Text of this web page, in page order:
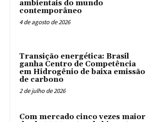
ambientais do mundo
contemporâneo
4 de agosto de 2026
Transição energética: Brasil
ganha Centro de Competência
em Hidrogênio de baixa emissão
de carbono
2 de julho de 2026
Com mercado cinco vezes maior